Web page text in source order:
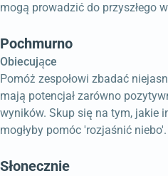
mogą prowadzić do przyszłego
Pochmurno
Obiecujące
Pomóż zespołowi zbadać
mają potencjał zarówno
wyników. Skup się na tym, jakie
mogłyby pomóc 'rozjaśnić niebo'.
Słonecznie